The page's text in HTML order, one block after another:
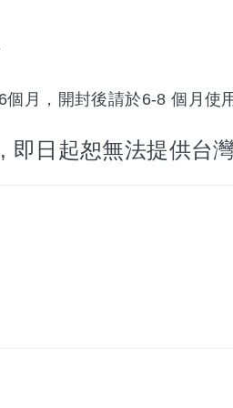
個月，開封後請於6-8 個月使
日起恕無法提供台